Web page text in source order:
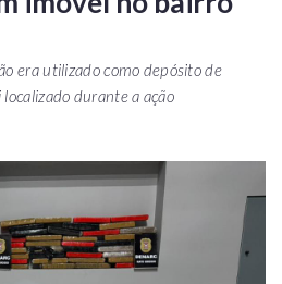
era utilizado como depósito de
durante a ação